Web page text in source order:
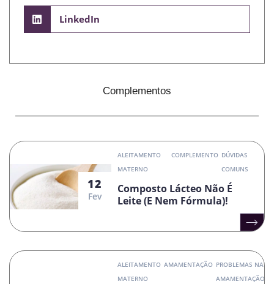
LinkedIn
Complementos
12
Fev
ALEITAMENTO
MATERNO
COMPLEMENTO DÚVIDAS
COMUNS
Composto Lácteo Não É
Leite (e Nem Fórmula)!
ALEITAMENTO
MATERNO
AMAMENTAÇÃO PROBLEMAS NA
AMAMENTAÇÃO